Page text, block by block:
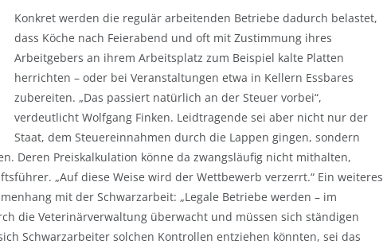
Konkret werden die regulär arbeitenden Betriebe dadurch belastet,
dass Köche nach Feierabend und oft mit Zustimmung ihres
Arbeitgebers an ihrem Arbeitsplatz zum Beispiel kalte Platten
herrichten – oder bei Veranstaltungen etwa in Kellern Essbares
zubereiten. „Das passiert natürlich an der Steuer vorbei“,
verdeutlicht Wolfgang Finken. Leidtragende sei aber nicht nur der
Staat, dem Steuereinnahmen durch die Lappen gingen, sondern
Deren Preiskalkulation könne da zwangsläufig nicht mithalten,
„Auf diese Weise wird der Wettbewerb verzerrt.“ Ein weiteres
mit der Schwarzarbeit: „Legale Betriebe werden – im
die Veterinärverwaltung überwacht und müssen sich ständigen
Schwarzarbeiter solchen Kontrollen entziehen könnten, sei das